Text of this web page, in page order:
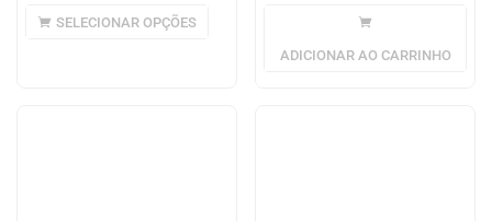
SELECIONAR OPÇÕES
ADICIONAR AO CARRINHO